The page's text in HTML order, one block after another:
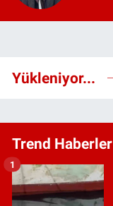
Yükleniyor...
Trend Haberler
1